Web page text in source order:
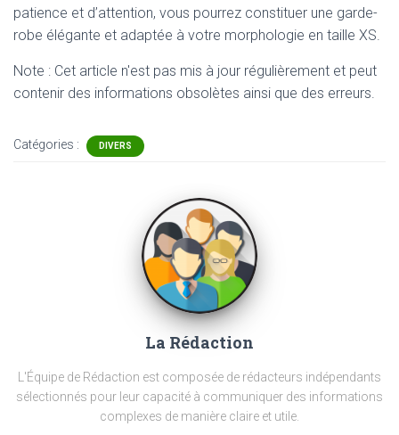
patience et d’attention, vous pourrez constituer une garde-
robe élégante et adaptée à votre morphologie en taille XS.
Note : Cet article n'est pas mis à jour régulièrement et peut
contenir des informations obsolètes ainsi que des erreurs.
Catégories : DIVERS
La Rédaction
L'Équipe de Rédaction est composée de rédacteurs indépendants
sélectionnés pour leur capacité à communiquer des informations
complexes de manière claire et utile.